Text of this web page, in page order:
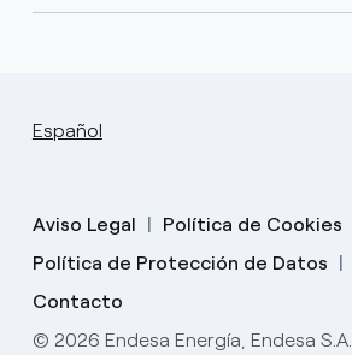
Español
Aviso Legal
Política de Cookies
Política de Protección de Datos
Contacto
© 2026 Endesa Energía, Endesa S.A.